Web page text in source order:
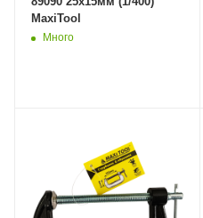
MaxiTool
Много